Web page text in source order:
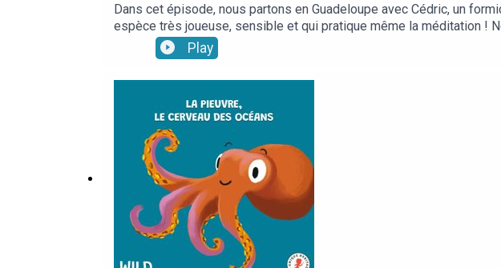
Dans cet épisode, nous partons en Guadeloupe avec Cédric, un
espèce très joueuse, sensible et qui pratique même la méditation !
micros placés sous l'eau !Un podcast d'Ambre Gaudet avec
sur maisondupodcast.fr
Play